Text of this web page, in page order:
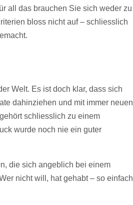
all das brauchen Sie sich weder zu
bloss nicht auf – schliesslich
Welt. Es ist doch klar, dass sich
dahinziehen und mit immer neuen
schliesslich zu einem
wurde noch nie ein guter
die sich angeblich bei einem
nicht will, hat gehabt – so einfach